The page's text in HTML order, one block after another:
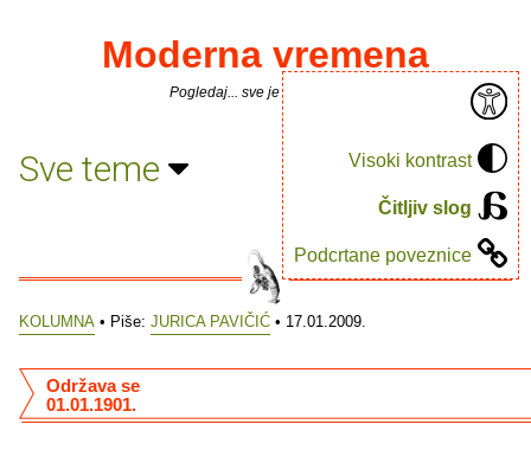
Visoki kontrast
Čitljiv slog
Podcrtane poveznice
Moderna vremena
Pogledaj... sve je puno knjiga.
Sve teme
KOLUMNA • Piše: JURICA PAVIČIĆ • 17.01.2009.
Održava se
01.01.1901.